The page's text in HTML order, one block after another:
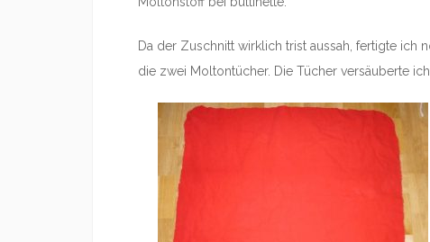
Da der Zuschnitt wirklich trist aussah, fertigte ich
die zwei Moltontücher. Die Tücher versäuberte